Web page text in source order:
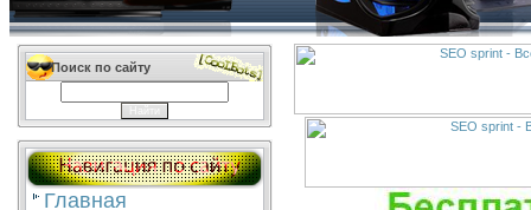
Поиск по сайту
Главная